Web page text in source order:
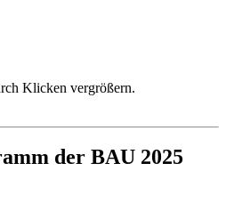
Klicken vergrößern.
der BAU 2025